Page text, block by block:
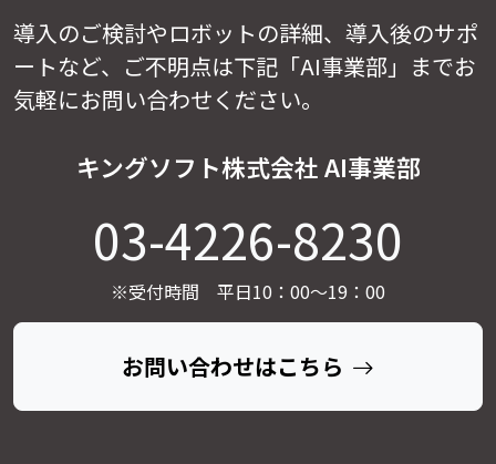
導入のご検討やロボットの詳細、導入後のサポ
ートなど、 ご不明点は下記「AI事業部」までお
気軽にお問い合わせください。
キングソフト株式会社 AI事業部
03-4226-8230
※受付時間 平日10：00～19：00
お問い合わせはこちら